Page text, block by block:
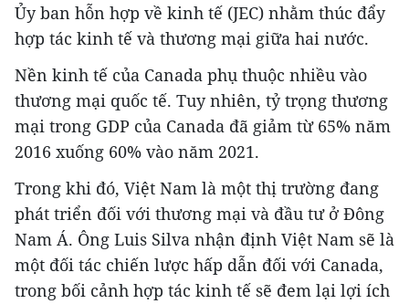
Ủy ban hỗn hợp về kinh tế (JEC) nhằm thúc đẩy
hợp tác kinh tế và thương mại giữa hai nước.
Nền kinh tế của Canada phụ thuộc nhiều vào
thương mại quốc tế. Tuy nhiên, tỷ trọng thương
mại trong GDP của Canada đã giảm từ 65% năm
2016 xuống 60% vào năm 2021.
Trong khi đó, Việt Nam là một thị trường đang
phát triển đối với thương mại và đầu tư ở Đông
Nam Á. Ông Luis Silva nhận định Việt Nam sẽ là
một đối tác chiến lược hấp dẫn đối với Canada,
trong bối cảnh hợp tác kinh tế sẽ đem lại lợi ích